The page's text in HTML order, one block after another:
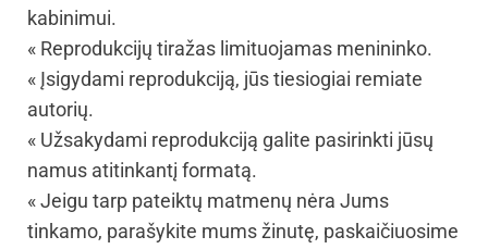
kabinimui.
« Reprodukcijų tiražas limituojamas menininko.
« Įsigydami reprodukciją, jūs tiesiogiai remiate
autorių.
« Užsakydami reprodukciją galite pasirinkti jūsų
namus atitinkantį formatą.
« Jeigu tarp pateiktų matmenų nėra Jums
tinkamo, parašykite mums žinutę, paskaičiuosime